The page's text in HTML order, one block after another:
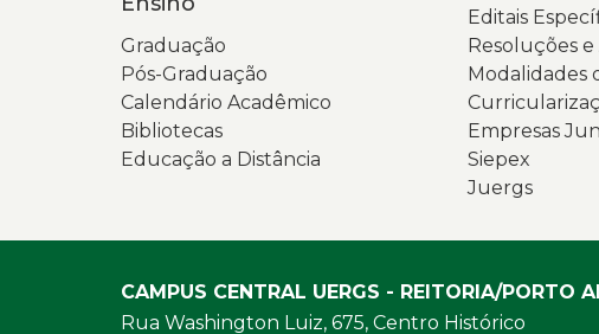
Graduação
Pós-Graduação
Calendário Acadêmico
Bibliotecas
Educação a Distância
Editais
Resoluções
Modalidades
Empresas
Siepex
Juergs
CAMPUS CENTRAL UERGS - REITORIA/PORTO
Rua Washington Luiz, 675, Centro Histórico